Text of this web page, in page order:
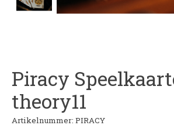
Piracy
theory11
Artikelnummer: PIRACY